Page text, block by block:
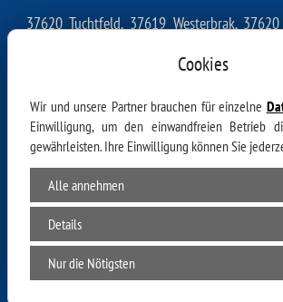
37620 Tuchtfeld, 37619 Westerbrak,
37620 Kreipke, 37619 Osterbrak, 31020
Bremke, 37619 Breitenkamp, 31020
Heinrichshagen, 31089 Fölziehausen,
37635 Lüerdissen, 31020 Thüste, 37635
Heyen, 31860 Esperde, 37632
Levedagsen, 31863 Harderode, 31096
31860 Brockensen, 31020
Eschershausen, 37632 Ith, 37619 Daspe,
Rühle, 31860 Bessinghausen, 37632
Cookies
Wir und unsere Partner brauchen für einzelne
Einwilligung, um den einwandfreien Betrieb
gewährleisten. Ihre Einwilligung können Sie
Alle annehmen
Details
Nur die Nötigsten